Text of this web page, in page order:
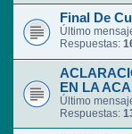
Final De
Último
Respuestas:
EN LA
Último
Respuestas: